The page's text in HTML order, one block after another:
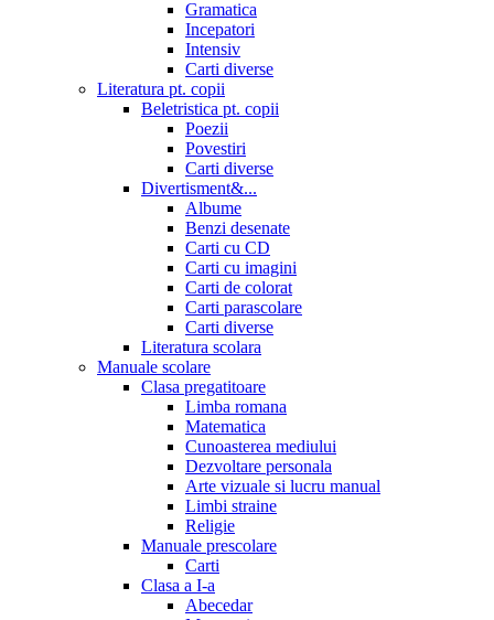
Gramatica
Incepatori
Intensiv
Carti diverse
Literatura pt. copii
Beletristica pt. copii
Poezii
Povestiri
Carti diverse
Divertisment&...
Albume
Benzi desenate
Carti cu CD
Carti cu imagini
Carti de colorat
Carti parascolare
Carti diverse
Literatura scolara
Manuale scolare
Clasa pregatitoare
Limba romana
Matematica
Cunoasterea mediului
Dezvoltare personala
Arte vizuale si lucru manual
Limbi straine
Religie
Manuale prescolare
Carti
Clasa a I-a
Abecedar